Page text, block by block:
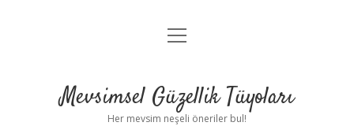
Anasayfa
Yasal Uyarı
menüyü
Mevsimsel Güzellik Tüyoları
Her mevsim neşeli öneriler bul!